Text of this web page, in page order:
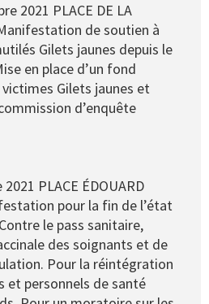
2021 PLACE DE LA
de soutien à
Gilets jaunes depuis le
en place d’un fond
Gilets jaunes et
d’enquête
PLACE ÉDOUARD
pour la fin de l’état
le pass sanitaire,
des soignants et de
Pour la réintégration
et personnels de santé